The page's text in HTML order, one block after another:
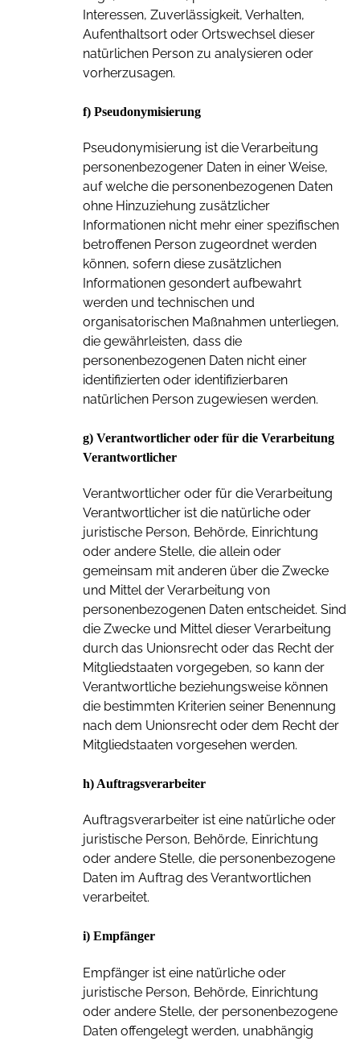
Interessen, Zuverlässigkeit, Verhalten,
Aufenthaltsort oder Ortswechsel dieser
natürlichen Person zu analysieren oder
vorherzusagen.
f) Pseudonymisierung
Pseudonymisierung ist die Verarbeitung
personenbezogener Daten in einer Weise,
auf welche die personenbezogenen Daten
ohne Hinzuziehung zusätzlicher
Informationen nicht mehr einer spezifischen
betroffenen Person zugeordnet werden
können, sofern diese zusätzlichen
Informationen gesondert aufbewahrt
werden und technischen und
organisatorischen Maßnahmen unterliegen,
die gewährleisten, dass die
personenbezogenen Daten nicht einer
identifizierten oder identifizierbaren
natürlichen Person zugewiesen werden.
g) Verantwortlicher oder für die Verarbeitung
Verantwortlicher
Verantwortlicher oder für die Verarbeitung
Verantwortlicher ist die natürliche oder
juristische Person, Behörde, Einrichtung
oder andere Stelle, die allein oder
gemeinsam mit anderen über die Zwecke
und Mittel der Verarbeitung von
personenbezogenen Daten entscheidet. Sind
die Zwecke und Mittel dieser Verarbeitung
durch das Unionsrecht oder das Recht der
Mitgliedstaaten vorgegeben, so kann der
Verantwortliche beziehungsweise können
die bestimmten Kriterien seiner Benennung
nach dem Unionsrecht oder dem Recht der
Mitgliedstaaten vorgesehen werden.
h) Auftragsverarbeiter
Auftragsverarbeiter ist eine natürliche oder
juristische Person, Behörde, Einrichtung
oder andere Stelle, die personenbezogene
Daten im Auftrag des Verantwortlichen
verarbeitet.
i) Empfänger
Empfänger ist eine natürliche oder
juristische Person, Behörde, Einrichtung
oder andere Stelle, der personenbezogene
Daten offengelegt werden, unabhängig